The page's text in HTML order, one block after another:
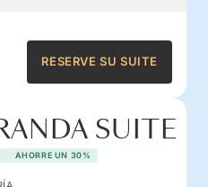
RESERVE SU SUITE
SUITE
AHORRE UN 30%